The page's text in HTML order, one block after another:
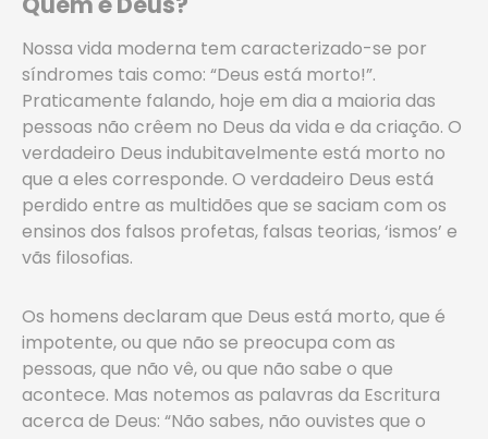
Nossa vida moderna tem caracterizado-se por
síndromes tais como: “Deus está morto!”.
Praticamente falando, hoje em dia a maioria das
pessoas não crêem no Deus da vida e da criação. O
verdadeiro Deus indubitavelmente está morto no
que a eles corresponde. O verdadeiro Deus está
perdido entre as multidões que se saciam com os
ensinos dos falsos profetas, falsas teorias, ‘ismos’ e
vãs filosofias.
Os homens declaram que Deus está morto, que é
impotente, ou que não se preocupa com as
pessoas, que não vê, ou que não sabe o que
acontece. Mas notemos as palavras da Escritura
acerca de Deus: “Não sabes, não ouvistes que o